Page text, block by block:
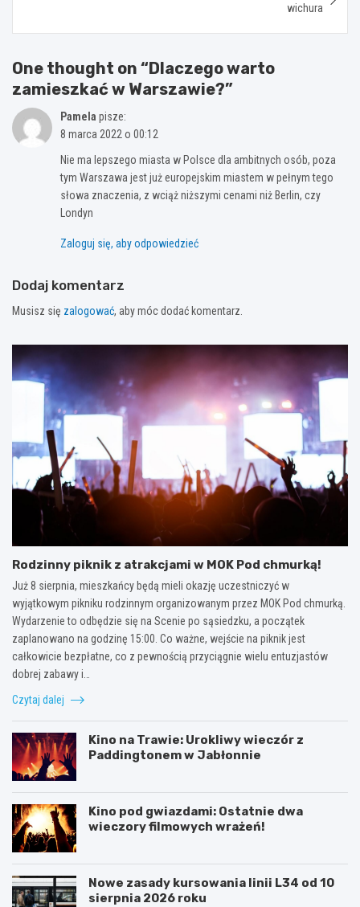
wichura
One thought on “Dlaczego warto
zamieszkać w Warszawie?”
Pamela pisze:
8 marca 2022 o 00:12
Nie ma lepszego miasta w Polsce dla ambitnych osób, poza
tym Warszawa jest już europejskim miastem w pełnym tego
słowa znaczenia, z wciąż niższymi cenami niż Berlin, czy
Londyn
Zaloguj się, aby odpowiedzieć
Dodaj komentarz
Musisz się zalogować, aby móc dodać komentarz.
Rodzinny piknik z atrakcjami w MOK Pod chmurką!
Już 8 sierpnia, mieszkańcy będą mieli okazję uczestniczyć w
wyjątkowym pikniku rodzinnym organizowanym przez MOK Pod chmurką.
Wydarzenie to odbędzie się na Scenie po sąsiedzku, a początek
zaplanowano na godzinę 15:00. Co ważne, wejście na piknik jest
całkowicie bezpłatne, co z pewnością przyciągnie wielu entuzjastów
dobrej zabawy i…
Czytaj dalej
Kino na Trawie: Urokliwy wieczór z
Paddingtonem w Jabłonnie
Kino pod gwiazdami: Ostatnie dwa
wieczory filmowych wrażeń!
Nowe zasady kursowania linii L34 od 10
sierpnia 2026 roku